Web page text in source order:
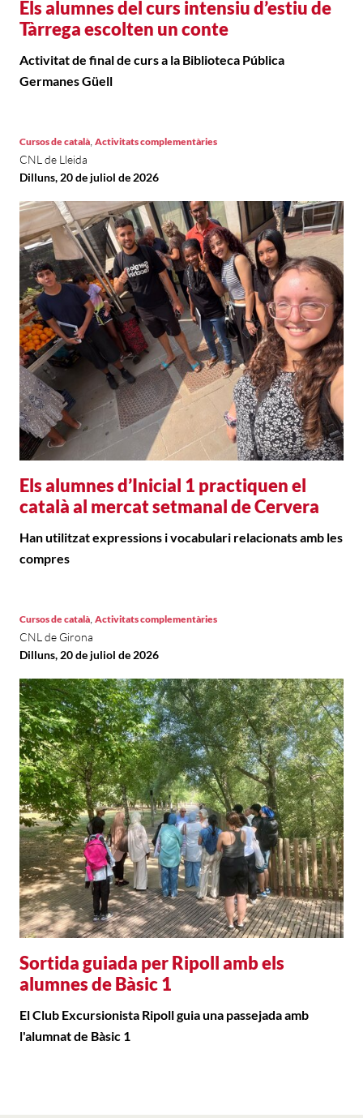
Els alumnes del curs intensiu d’estiu de
Tàrrega escolten un conte
Activitat de final de curs a la Biblioteca Pública
Germanes Güell
Els alumnes d’Inicial 1 practiquen el
català al mercat setmanal de Cervera
Cursos de català, Activitats complementàries
CNL de Lleida
Dilluns, 20 de juliol de 2026
Han utilitzat expressions i vocabulari relacionats amb les
compres
Sortida guiada per Ripoll amb els
alumnes de Bàsic 1
Cursos de català, Activitats complementàries
CNL de Girona
Dilluns, 20 de juliol de 2026
El Club Excursionista Ripoll guia una passejada amb
l'alumnat de Bàsic 1